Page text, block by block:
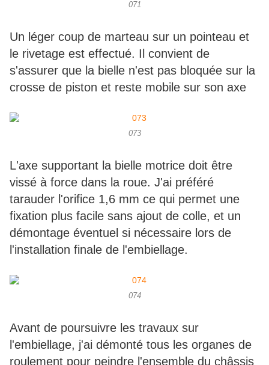
071
Un léger coup de marteau sur un pointeau et
le rivetage est effectué. Il convient de
s'assurer que la bielle n'est pas bloquée sur la
crosse de piston et reste mobile sur son axe
073
L'axe supportant la bielle motrice doit être
vissé à force dans la roue. J'ai préféré
tarauder l'orifice 1,6 mm ce qui permet une
fixation plus facile sans ajout de colle, et un
démontage éventuel si nécessaire lors de
l'installation finale de l'embiellage.
074
Avant de poursuivre les travaux sur
l'embiellage, j'ai démonté tous les organes de
roulement pour peindre l'ensemble du châssis